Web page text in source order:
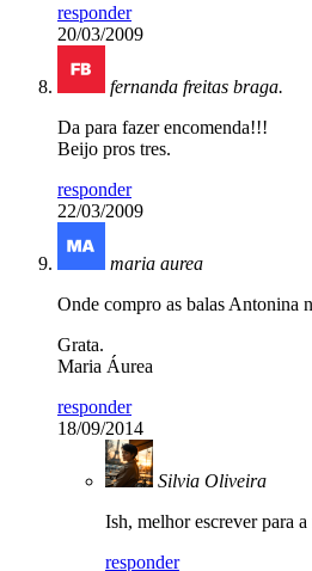
responder
20/03/2009
fernanda freitas braga.
Da para fazer encomenda!!!
Beijo pros tres.
responder
22/03/2009
maria aurea
Onde compro as balas Antonina
Grata.
Maria Áurea
responder
18/09/2014
Silvia Oliveira
Ish, melhor escrever para
responder